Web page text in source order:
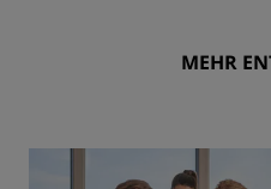
MEHR